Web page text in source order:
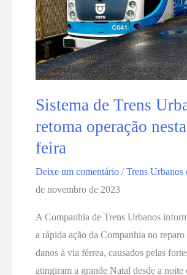
Sistema de Trens
retoma operação
feira
Deixe um comentário /Trens Urbanos
de novembro de 2023
A Companhia de Trens Urbanos
a rápida ação da Companhia no
danos à via férrea, causados pelas
atingiram a grande Natal desde a noite